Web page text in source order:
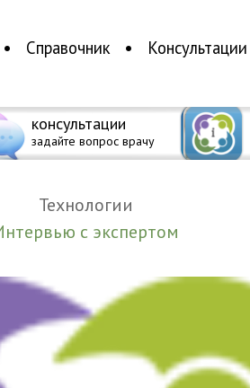
Справочник Консультации
консультации
задайте вопрос врачу
Технологии
Интервью с экспертом